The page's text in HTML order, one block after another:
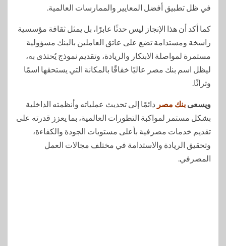
في ظل تطبيق أفضل المعايير والممارسات العالمية.
كما أكد أن هذا الإنجاز ليس حدثًا عابرًا، بل يمثل ثقافة مؤسسية
راسخة ومستدامة تضع على عاتق العاملين بالبنك مسؤولية
مستمرة لمواصلة الابتكار والريادة، وتقديم نموذج يُحتذى به،
ليظل اسم بنك مصر عاليًا خفاقًا بالمكانة التي يستحقها اسمًا
وتراثًا.
ويسعى بنك مصر دائمًا إلى تحديث عملياته وأنظمته الداخلية
بشكل مستمر لمواكبة التطورات العالمية، بما يعزز قدرته على
تقديم خدمات مصرفية بأعلى مستويات الجودة والكفاءة،
وتحقيق الريادة والاستدامة في مختلف مجالات العمل
المصرفي.